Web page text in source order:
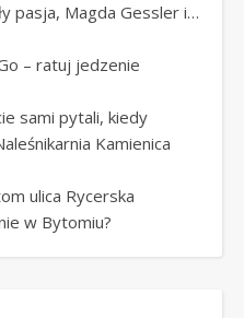
pasja, Magda Gessler i…
– ratuj jedzenie
sami pytali, kiedy
Kamienica
ulica Rycerska
w Bytomiu?